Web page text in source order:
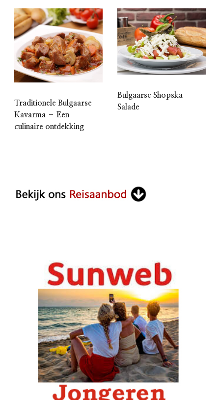
Traditionele Bulgaarse
Kavarma – Een
culinaire ontdekking
Bulgaarse Shopska
Salade